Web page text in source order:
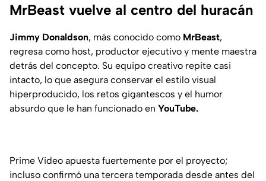
MrBeast vuelve al centro del huracán
Jimmy Donaldson, más conocido como MrBeast,
regresa como host, productor ejecutivo y mente maestra
detrás del concepto. Su equipo creativo repite casi
intacto, lo que asegura conservar el estilo visual
hiperproducido, los retos gigantescos y el humor
absurdo que le han funcionado en YouTube.
Prime Video apuesta fuertemente por el proyecto;
incluso confirmó una tercera temporada desde antes del